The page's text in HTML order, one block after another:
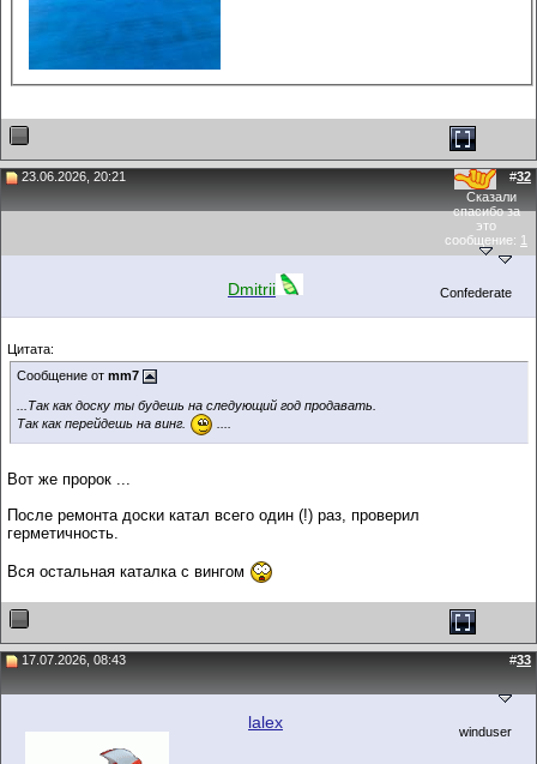
23.06.2026, 20:21 #32
Сказали
спасибо за
это
сообщение: 1
Dmitrii Confederate
Цитата:
Сообщение от mm7
...Так как доску ты будешь на следующий год продавать.
Так как перейдешь на винг.
Вот же пророк ...
После ремонта доски катал всего один (!) раз, проверил
герметичность.
Вся остальная каталка с вингом
17.07.2026, 08:43 #33
lalex winduser